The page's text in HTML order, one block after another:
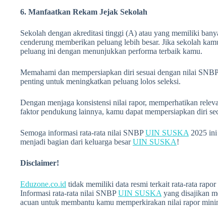
6. Manfaatkan Rekam Jejak Sekolah
Sekolah dengan akreditasi tinggi (A) atau yang memiliki
cenderung memberikan peluang lebih besar. Jika sekolah
peluang ini dengan menunjukkan performa terbaik kamu.
Memahami dan mempersiapkan diri sesuai dengan nilai
penting untuk meningkatkan peluang lolos seleksi.
Dengan menjaga konsistensi nilai rapor, memperhatikan
faktor pendukung lainnya, kamu dapat mempersiapkan diri
Semoga informasi rata-rata nilai SNBPUIN SUSKA 2025
menjadi bagian dari keluarga besarUIN SUSKA!
Disclaimer!
Eduzone.co.id tidak memiliki data resmi terkait rata-rata
Informasi rata-rata nilai SNBPUIN SUSKA yang disajikan
acuan untuk membantu kamu memperkirakan nilai rapor